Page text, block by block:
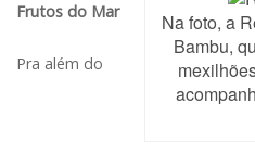
Na foto, a
Bambu,
Frutos do Mar
Pra além do